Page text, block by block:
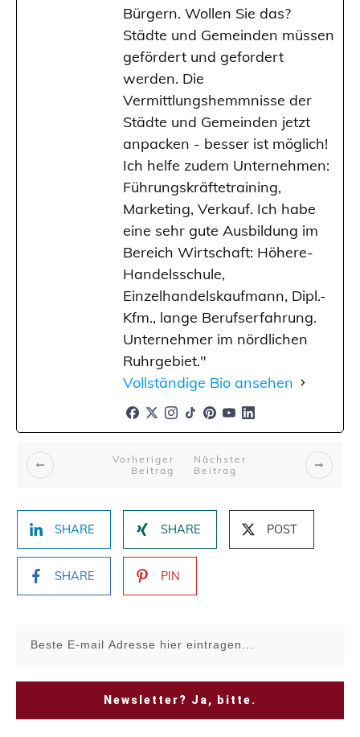
Bürgern. Wollen Sie das?
Städte und Gemeinden müssen
gefördert und gefordert
werden. Die
Vermittlungshemmnisse der
Städte und Gemeinden jetzt
anpacken - besser ist möglich!
Ich helfe zudem Unternehmen:
Führungskräftetraining,
Marketing, Verkauf. Ich habe
eine sehr gute Ausbildung im
Bereich Wirtschaft: Höhere-
Handelsschule,
Einzelhandelskaufmann, Dipl.-
Kfm., lange Berufserfahrung.
Unternehmer im nördlichen
Ruhrgebiet."
Vollständige Bio ansehen
Vorheriger
Beitrag
Nächster
Beitrag
SHARE SHARE POST
SHARE PIN
Newsletter? Ja, bitte.